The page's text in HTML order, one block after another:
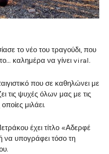
το νέο του τραγούδι, που
το… καλημέρα να γίνει viral.
που σε καθηλώνει με
τις ψυχές όλων μας με τις
μιλάει.
έχει τίτλο «Αδερφέ
να υπογράφει τόσο τη